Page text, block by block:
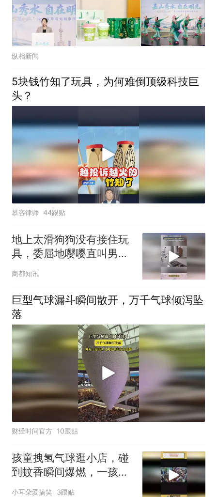
纵相新闻
5块钱竹知了玩具，为何难倒顶级科技巨
头？
慕容律师 44跟贴
地上太滑狗狗没有接住玩
具，委屈地嘤嘤直叫男子
也心疼地返祖了
商都知讯
巨型气球漏斗瞬间散开，万千气球倾泻坠
落
财经时间官方 10跟贴
孩童拽氢气球逛小店，碰
到蚊香瞬间爆燃，一孩子
被火焰烧伤
小耳朵爱搞笑 3跟贴